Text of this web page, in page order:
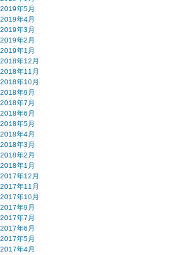
2019年5月
2019年4月
2019年3月
2019年2月
2019年1月
2018年12月
2018年11月
2018年10月
2018年9月
2018年7月
2018年6月
2018年5月
2018年4月
2018年3月
2018年2月
2018年1月
2017年12月
2017年11月
2017年10月
2017年9月
2017年7月
2017年6月
2017年5月
2017年4月